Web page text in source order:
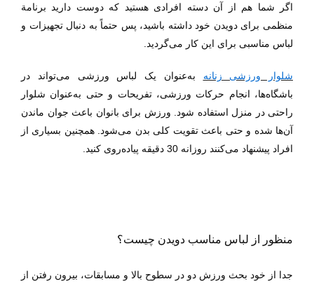
اگر شما هم از آن دسته افرادی هستید که دوست دارید برنامة
منظمی برای دویدن خود داشته باشید، پس حتماً به دنبال تجهیزات و
لباس مناسبی برای این کار می‌گردید.
شلوار ورزشی زنانه به‌عنوان یک لباس ورزشی می‌تواند در
باشگاه‌ها، انجام حرکات ورزشی، تفریحات و حتی به‌عنوان شلوار
راحتی در منزل استفاده شود. ورزش برای بانوان باعث جوان ماندن
آن‌ها شده و حتی باعث تقویت کلی بدن می‌شود. همچنین بسیاری از
افراد پیشنهاد می‌کنند روزانه 30 دقیقه پیاده‌روی کنید.
منظور از لباس مناسب دویدن چیست؟
جدا از خود بحث ورزش دو در سطوح بالا و مسابقات، بیرون رفتن از